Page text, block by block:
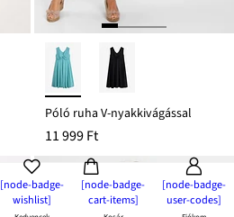
[node-badge-
wishlist]
[node-badge-
cart-items]
[node-badge-
user-codes]
Póló ruha V-nyakkivágással
11 999 Ft